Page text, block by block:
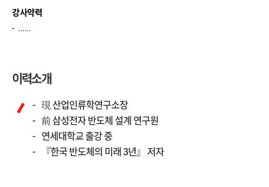
강사약력
......
이력소개
現 산업인류학연구소장
前 삼성전자 반도체 설계 연구원
연세대학교 출강 중
『한국 반도체의 미래 3년』 저자